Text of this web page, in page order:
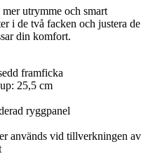
utrymme och smart
i de två facken och justera de
din komfort.
framficka
25,5 cm
ryggpanel
används vid tillverkningen av